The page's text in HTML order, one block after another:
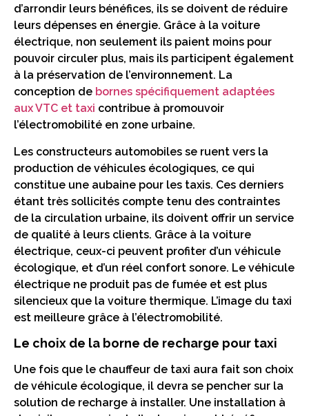
d’arrondir leurs bénéfices, ils se doivent de réduire
leurs dépenses en énergie. Grâce à la voiture
électrique, non seulement ils paient moins pour
pouvoir circuler plus, mais ils participent également
à la préservation de l’environnement. La
conception de bornes spécifiquement adaptées
aux VTC et taxi contribue à promouvoir
l’électromobilité en zone urbaine.
Les constructeurs automobiles se ruent vers la
production de véhicules écologiques, ce qui
constitue une aubaine pour les taxis. Ces derniers
étant très sollicités compte tenu des contraintes
de la circulation urbaine, ils doivent offrir un service
de qualité à leurs clients. Grâce à la voiture
électrique, ceux-ci peuvent profiter d’un véhicule
écologique, et d’un réel confort sonore. Le véhicule
électrique ne produit pas de fumée et est plus
silencieux que la voiture thermique. L’image du taxi
est meilleure grâce à l’électromobilité.
Le choix de la borne de recharge pour taxi
Une fois que le chauffeur de taxi aura fait son choix
de véhicule écologique, il devra se pencher sur la
solution de recharge à installer. Une installation à